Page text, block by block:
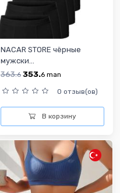
NACAR STORE чёрные
мужски...
363.6 353.6 man
0 отзыв(ов)
В корзину